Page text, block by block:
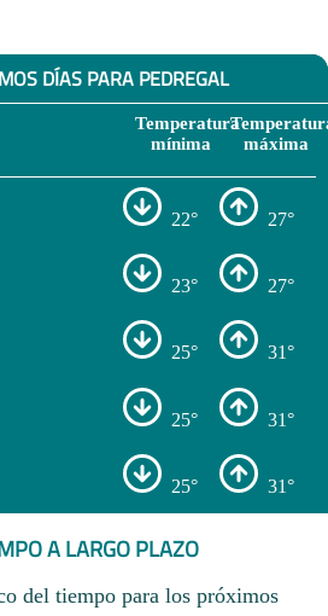
DÍAS PARA PEDREGAL
Temperatura
mínima
máxima
22° 27°
23° 27°
25° 31°
25° 31°
25° 31°
A LARGO PLAZO
del tiempo para los próximos